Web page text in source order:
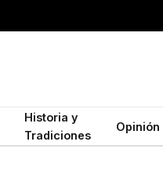
Historia y
Tradiciones
Opinión